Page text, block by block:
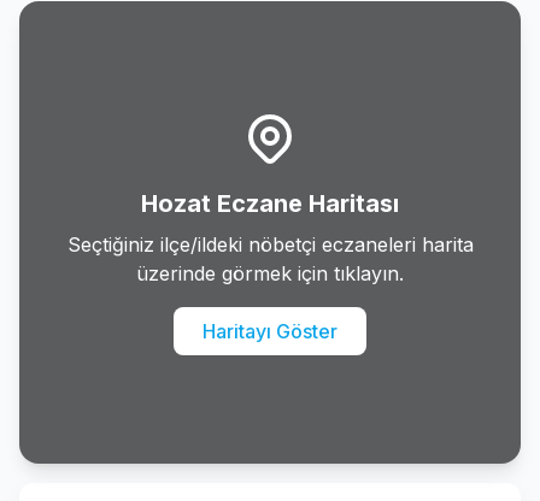
Hozat Eczane Haritası
Seçtiğiniz ilçe/ildeki nöbetçi eczaneleri harita
üzerinde görmek için tıklayın.
Haritayı Göster